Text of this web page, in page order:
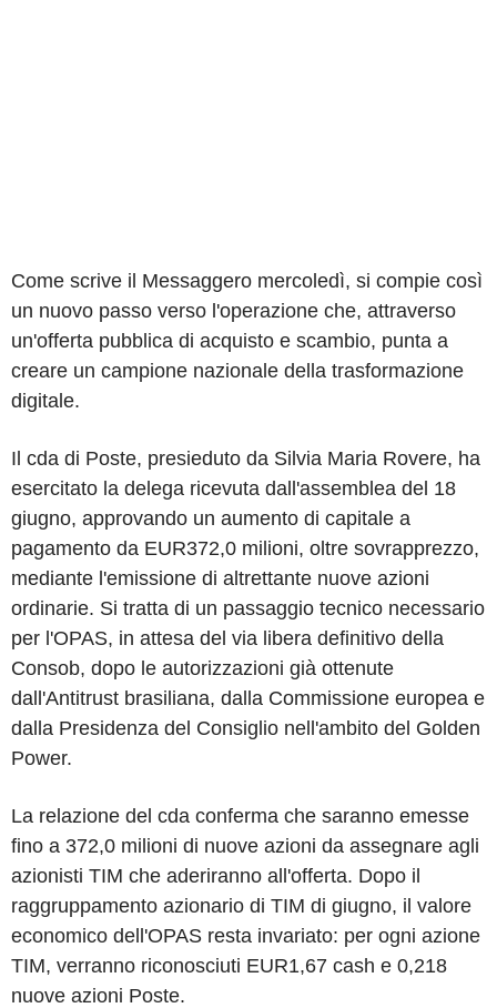
Come scrive il Messaggero mercoledì, si compie così
un nuovo passo verso l'operazione che, attraverso
un'offerta pubblica di acquisto e scambio, punta a
creare un campione nazionale della trasformazione
digitale.
Il cda di Poste, presieduto da Silvia Maria Rovere, ha
esercitato la delega ricevuta dall'assemblea del 18
giugno, approvando un aumento di capitale a
pagamento da EUR372,0 milioni, oltre sovrapprezzo,
mediante l'emissione di altrettante nuove azioni
ordinarie. Si tratta di un passaggio tecnico necessario
per l'OPAS, in attesa del via libera definitivo della
Consob, dopo le autorizzazioni già ottenute
dall'Antitrust brasiliana, dalla Commissione europea e
dalla Presidenza del Consiglio nell'ambito del Golden
Power.
La relazione del cda conferma che saranno emesse
fino a 372,0 milioni di nuove azioni da assegnare agli
azionisti TIM che aderiranno all'offerta. Dopo il
raggruppamento azionario di TIM di giugno, il valore
economico dell'OPAS resta invariato: per ogni azione
TIM, verranno riconosciuti EUR1,67 cash e 0,218
nuove azioni Poste.